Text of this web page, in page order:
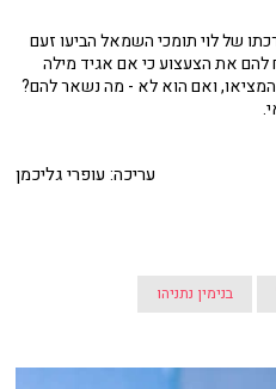
של לוי תומכי השמאל הביעו זעם
להם את הצעצוע כי אם אגיד מילה
ואם הוא לא - מה נשאר להם?
עריכה: עופרי גליכמן
בנימין נתניהו